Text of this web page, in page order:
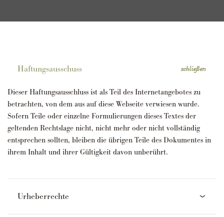
Haftungsausschuss
Dieser Haftungsausschluss ist als Teil des Internetangebotes zu
betrachten, von dem aus auf diese Webseite verwiesen wurde.
Sofern Teile oder einzelne Formulierungen dieses Textes der
geltenden Rechtslage nicht, nicht mehr oder nicht vollständig
entsprechen sollten, bleiben die übrigen Teile des Dokumentes in
ihrem Inhalt und ihrer Gültigkeit davon unberührt.
Urheberrechte